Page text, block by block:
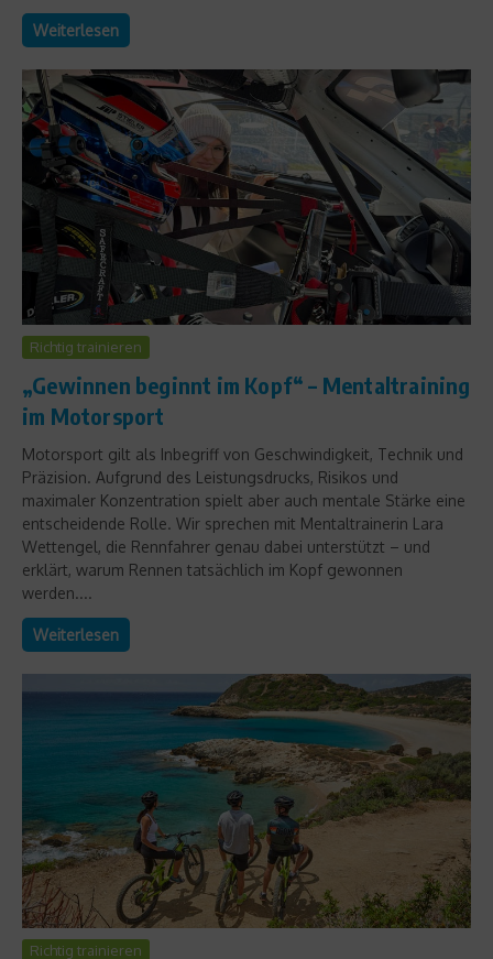
Weiterlesen
Richtig trainieren
„Gewinnen beginnt im Kopf“ – Mentaltraining
im Motorsport
Motorsport gilt als Inbegriff von Geschwindigkeit, Technik und
Präzision. Aufgrund des Leistungsdrucks, Risikos und
maximaler Konzentration spielt aber auch mentale Stärke eine
entscheidende Rolle. Wir sprechen mit Mentaltrainerin Lara
Wettengel, die Rennfahrer genau dabei unterstützt – und
erklärt, warum Rennen tatsächlich im Kopf gewonnen
werden....
Weiterlesen
Richtig trainieren